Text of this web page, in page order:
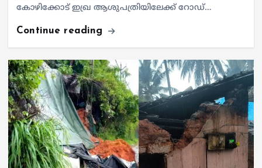
കോഴിക്കോട് ഇഖ്ര ആശുപത്രിയിലേക്ക് റോഡ്…
Continue reading